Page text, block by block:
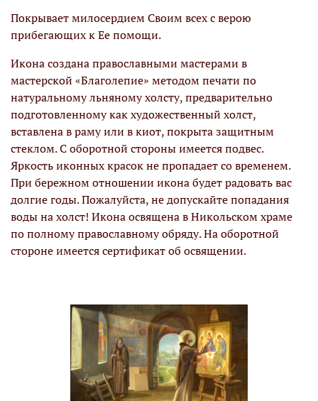
Покрывает милосердием Своим всех с верою
прибегающих к Ее помощи.
Икона создана православными мастерами в
мастерской «Благолепие» методом печати по
натуральному льняному холсту, предварительно
подготовленному как художественный холст,
вставлена в раму или в киот, покрыта защитным
стеклом. С оборотной стороны имеется подвес.
Яркость иконных красок не пропадает со временем.
При бережном отношении икона будет радовать вас
долгие годы. Пожалуйста, не допускайте попадания
воды на холст! Икона освящена в Никольском храме
по полному православному обряду. На оборотной
стороне имеется сертификат об освящении.